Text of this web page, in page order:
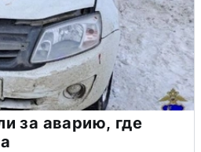
за аварию, где